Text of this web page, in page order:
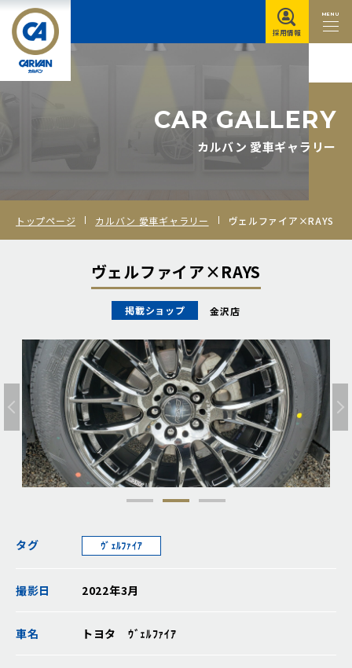
MENU
採用情報
CAR GALLERY
カルバン 愛車ギャラリー
トップページ カルバン 愛車ギャラリー ヴェルファイア×RAYS
ヴェルファイア×RAYS
掲載ショップ 金沢店
タグ ｳﾞｪﾙﾌｧｲｱ
撮影日 2022年3月
車名 トヨタ ｳﾞｪﾙﾌｧｲｱ